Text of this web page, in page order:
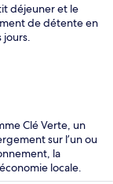
déjeuner et le
de détente en
jours.
Clé Verte, un
sur l’un ou
la
locale.